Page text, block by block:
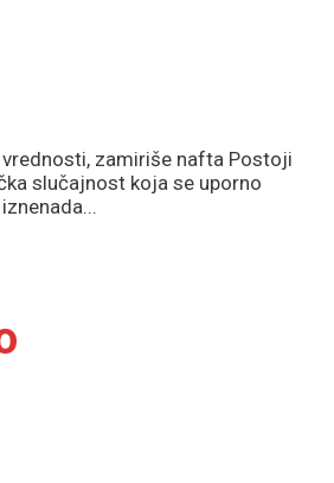
zamiriše nafta Postoji
slučajnost koja se uporno